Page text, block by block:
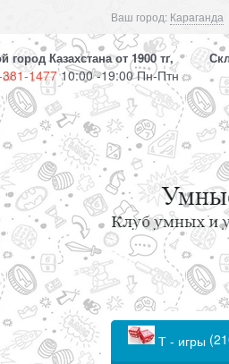
Ваш город: Караганда
город Казахстана от 1900 тг,
147710:00 -19:00 Пн-Птн
Т - игры